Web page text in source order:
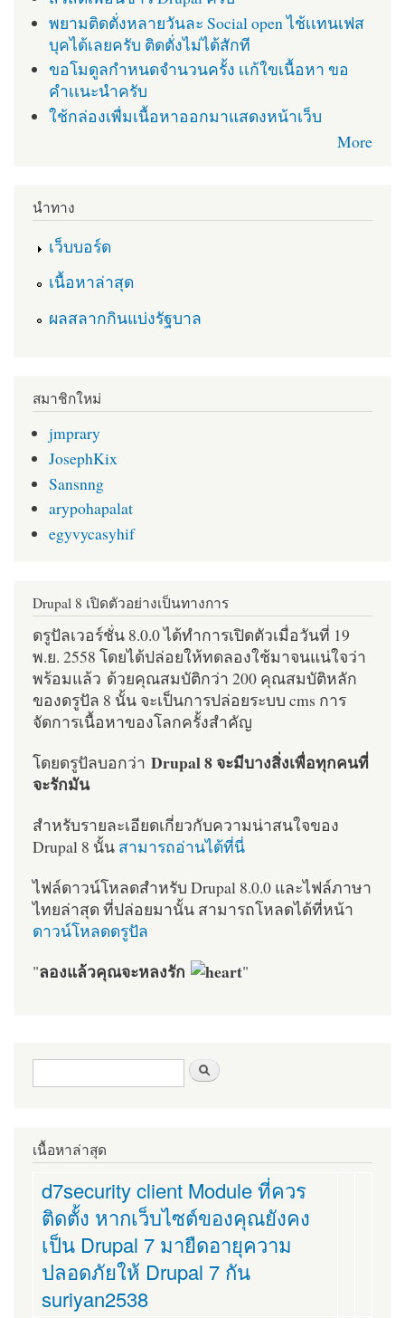
พยามติดตั่งหลายวันละ Social open ไช้เเทนเฟส
บุคได้เลยครับ ติดตั่งไม่ได้สักที
ขอโมดูลกำหนดจำนวนครั้ง เเก้ใขเนื้อหา ขอ
คำเเนะนำครับ
ใช้กล่องเพื่มเนื้อหาออกมาแสดงหน้าเว็บ
More
นำทาง
เว็บบอร์ด
เนื้อหาล่าสุด
ผลสลากกินแบ่งรัฐบาล
สมาชิกใหม่
jmprary
JosephKix
Sansnng
arypohapalat
egyvycasyhif
Drupal 8 เปิดตัวอย่างเป็นทางการ
ดรูปัลเวอร์ชั่น 8.0.0 ได้ทำการเปิดตัวเมื่อวันที่ 19
พ.ย. 2558 โดยได้ปล่อยให้ทดลองใช้มาจนแน่ใจว่า
พร้อมแล้ว ด้วยคุณสมบัติกว่า 200 คุณสมบัติหลัก
ของดรูปัล 8 นั้น จะเป็นการปล่อยระบบ cms การ
จัดการเนื้อหาของโลกครั้งสำคัญ
โดยดรูปัลบอกว่า Drupal 8 จะมีบางสิ่งเพื่อทุกคนที่
จะรักมัน
สำหรับรายละเอียดเกี่ยวกับความน่าสนใจของ
Drupal 8 นั้น สามารถอ่านได้ที่นี่
ไฟล์ดาวน์โหลดสำหรับ Drupal 8.0.0 และไฟล์ภาษา
ไทยล่าสุด ที่ปล่อยมานั้น สามารถโหลดได้ที่หน้า
ดาวน์โหลดดรูปัล
"ลองแล้วคุณจะหลงรัก "
ฟอร์มค้นหา
เนื้อหาล่าสุด
d7security client Module ที่ควร
ติดตั้ง หากเว็บไซต์ของคุณยังคง
เป็น Drupal 7 มายืดอายุความ
ปลอดภัยให้ Drupal 7 กัน
suriyan2538